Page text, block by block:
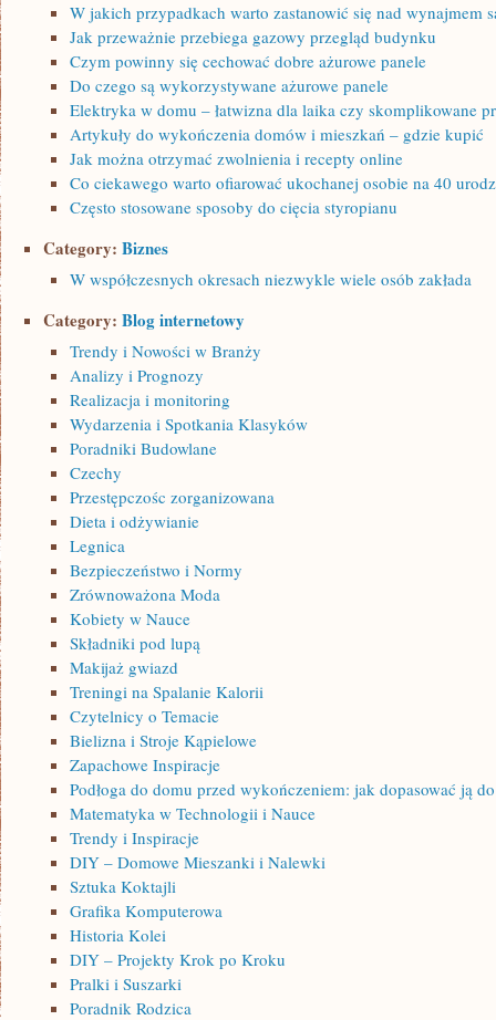
W jakich przypadkach warto zastanowić się nad wynajmem
Jak przeważnie przebiega gazowy przegląd budynku
Czym powinny się cechować dobre ażurowe panele
Do czego są wykorzystywane ażurowe panele
Elektryka w domu – łatwizna dla laika czy skomplikowane
Artykuły do wykończenia domów i mieszkań – gdzie kupić
Jak można otrzymać zwolnienia i recepty online
Co ciekawego warto ofiarować ukochanej osobie na 40
Często stosowane sposoby do cięcia styropianu
Category: Biznes
W współczesnych okresach niezwykle wiele osób zakłada
Category: Blog internetowy
Trendy i Nowości w Branży
Analizy i Prognozy
Realizacja i monitoring
Wydarzenia i Spotkania Klasyków
Poradniki Budowlane
Czechy
Przestępczośc zorganizowana
Dieta i odżywianie
Legnica
Bezpieczeństwo i Normy
Zrównoważona Moda
Kobiety w Nauce
Składniki pod lupą
Makijaż gwiazd
Treningi na Spalanie Kalorii
Czytelnicy o Temacie
Bielizna i Stroje Kąpielowe
Zapachowe Inspiracje
Podłoga do domu przed wykończeniem: jak dopasować ją
Matematyka w Technologii i Nauce
Trendy i Inspiracje
DIY – Domowe Mieszanki i Nalewki
Sztuka Koktajli
Grafika Komputerowa
Historia Kolei
DIY – Projekty Krok po Kroku
Pralki i Suszarki
Poradnik Rodzica